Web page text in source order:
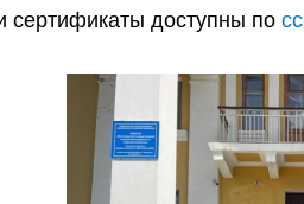
сертификаты доступны по